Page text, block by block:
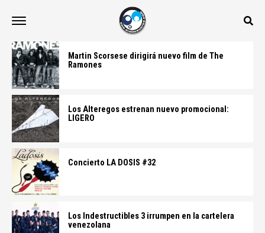
Martin Scorsese dirigirá nuevo film de The
Ramones
Los Alteregos estrenan nuevo promocional:
LIGERO
Concierto LA DOSIS #32
Los Indestructibles 3 irrumpen en la cartelera
venezolana